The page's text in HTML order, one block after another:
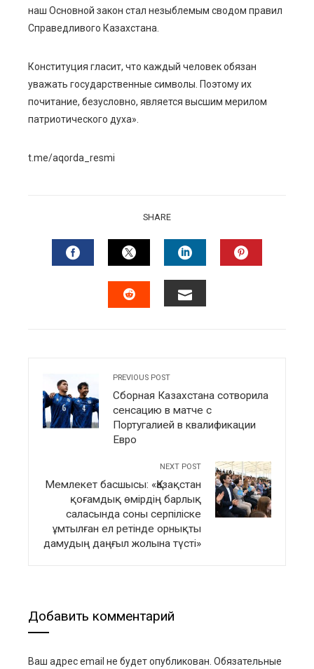
наш Основной закон стал незыблемым сводом правил
Справедливого Казахстана.
Конституция гласит, что каждый человек обязан
уважать государственные символы. Поэтому их
почитание, безусловно, является высшим мерилом
патриотического духа».
t.me/aqorda_resmi
SHARE
FACEBOOKTWITTERLINKEDIN
PREVIOUS POST
Сборная Казахстана сотворила
сенсацию в матче с
Португалией в квалификации
Евро
NEXT POST
Мемлекет басшысы: «Қазақстан
қоғамдық өмірдің барлық
саласында соны серпіліске
ұмтылған ел ретінде орнықты
дамудың даңғыл жолына түсті»
Добавить комментарий
Ваш адрес email не будет опубликован. Обязательные